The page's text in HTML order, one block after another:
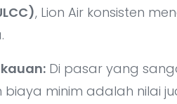
, Lion Air konsisten
Di pasar yang
minim adalah nilai